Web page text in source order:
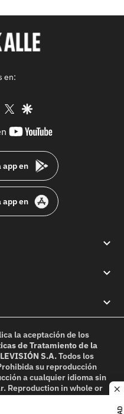
en:
instagram
twittergoogle
youtube-
app en
app en
la aceptación de los
de Tratamiento de la
S.A.Todos los
su reproducción
a cualquier idioma sin
Reproduction in whole or
written permission is